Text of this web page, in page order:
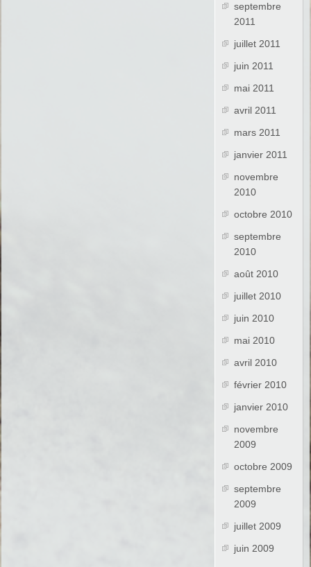
septembre
2011
juillet 2011
juin 2011
mai 2011
avril 2011
mars 2011
janvier 2011
novembre
2010
octobre 2010
septembre
2010
août 2010
juillet 2010
juin 2010
mai 2010
avril 2010
février 2010
janvier 2010
novembre
2009
octobre 2009
septembre
2009
juillet 2009
juin 2009